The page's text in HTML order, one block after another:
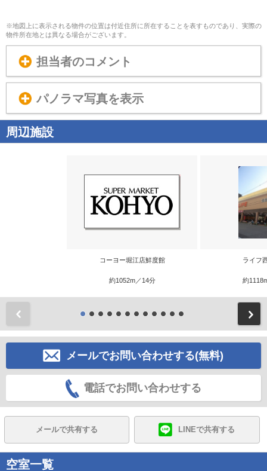
※地図上に表示される物件の位置は付近住所に所在することを表すものであり、実際の
物件所在地とは異なる場合がございます。
担当者のコメント
パノラマ写真を表示
周辺施設
コーヨー堀江店鮮度館
約1052m／14分
ライフ
約
メールでお問い合わせする(無料)
電話でお問い合わせする
メールで共有する LINEで共有する
空室一覧